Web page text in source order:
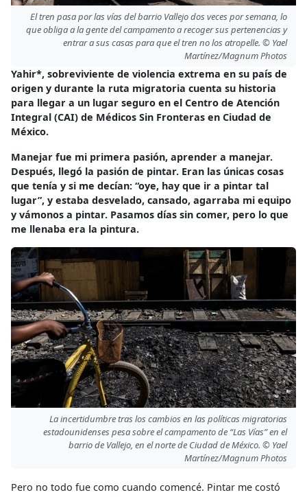
El tren pasa por las vías del barrio Vallejo dos veces por semana, lo
que obliga a la gente del campamento a recoger sus pertenencias y
entrar a sus casas para que el tren no los atropelle. © Yael
Martínez/Magnum Photos
Yahir*, sobreviviente de violencia extrema en su país de
origen y durante la ruta migratoria cuenta su historia
para llegar a un lugar seguro en el Centro de Atención
Integral (CAI) de Médicos Sin Fronteras en Ciudad de
México.
Manejar fue mi primera pasión, aprender a manejar.
Después, llegó la pasión de pintar. Eran las únicas cosas
que tenía y si me decían: “oye, hay que ir a pintar tal
lugar”, y estaba desvelado, cansado, agarraba mi equipo
y vámonos a pintar. Pasamos días sin comer, pero lo que
me llenaba era la pintura.
La incertidumbre tras los cambios en las políticas migratorias
estadounidenses pesa sobre el campamento de “Las Vías” en el
barrio de Vallejo, en el norte de Ciudad de México. © Yael
Martínez/Magnum Photos
Pero no todo fue como cuando comencé. Pintar me costó